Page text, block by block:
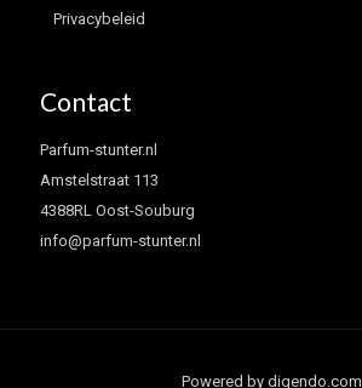
Privacybeleid
Contact
Parfum-stunter.nl
Amstelstraat 113
4388RL Oost-Souburg
info@parfum-stunter.nl
Powered by digendo.com